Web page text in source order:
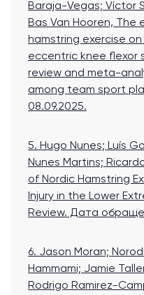
Baraja-Vegas; Víctor
Bas Van Hooren,
hamstring exercise
eccentric knee flexor
review and meta-
among team sport
08.09.2025.
5. Hugo Nunes; Luís
Nunes Martins;
of Nordic Hamstring
Injury in the Lower
Review. Дата
6. Jason Moran;
Hammami; Jamie
Rodrigo Ramirez-